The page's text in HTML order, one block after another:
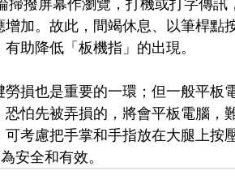
加。故此，間竭休息、以筆桿點
助降低「板機指」的出現。
也是重要的一環；但一般平板
怕先被弄損的，將會平板電腦，
考慮把手掌和手指放在大腿上按
安全和有效。